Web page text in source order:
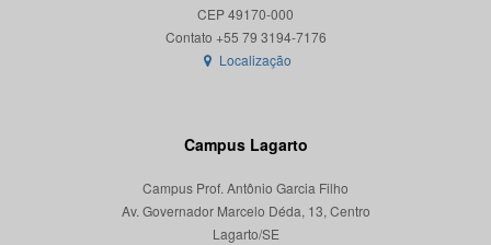
CEP 49170-000
Localização
Campus Lagarto
Campus Prof. Antônio Garcia Filho
Av. Governador Marcelo Déda, 13, Centro
Lagarto/SE